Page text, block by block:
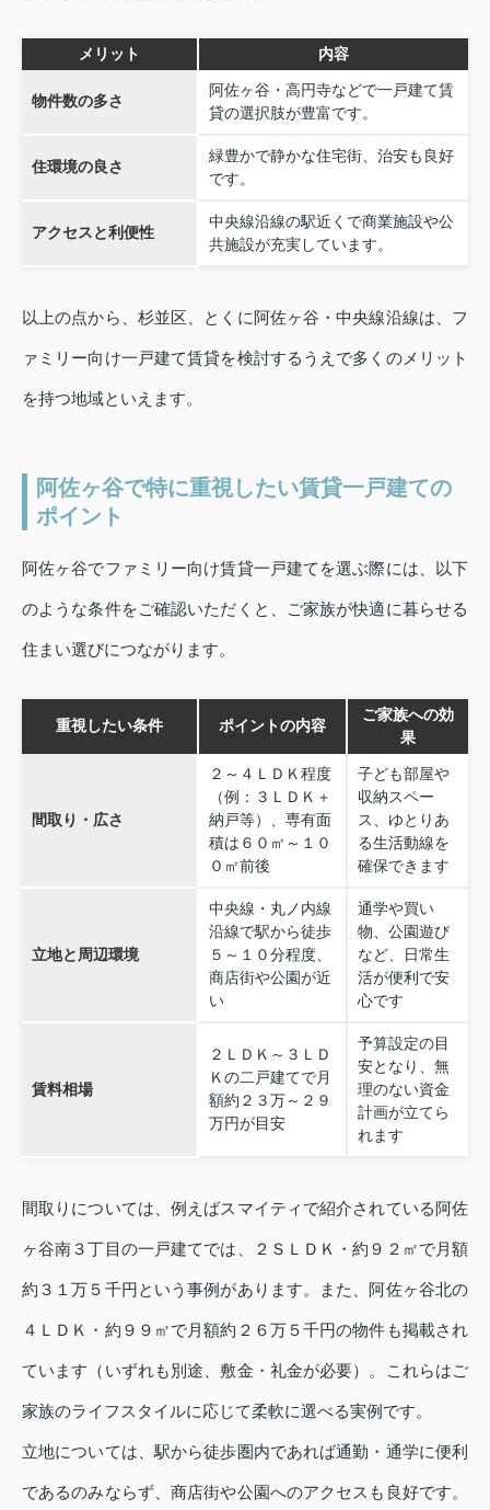
メリット 内容
物件数の多さ
阿佐ヶ谷・高円寺などで一戸建て賃
貸の選択肢が豊富です。
住環境の良さ
緑豊かで静かな住宅街、治安も良好
です。
アクセスと利便性
中央線沿線の駅近くで商業施設や公
共施設が充実しています。
以上の点から、杉並区、とくに阿佐ヶ谷・中央線沿線は、フ
ァミリー向け一戸建て賃貸を検討するうえで多くのメリット
を持つ地域といえます。
阿佐ヶ谷で特に重視したい賃貸一戸建ての
ポイント
阿佐ヶ谷でファミリー向け賃貸一戸建てを選ぶ際には、以下
のような条件をご確認いただくと、ご家族が快適に暮らせる
住まい選びにつながります。
重視したい条件 ポイントの内容
ご家族への効
果
間取り・広さ
２～４ＬＤＫ程度
（例：３ＬＤＫ＋
納戸等）、専有面
積は６０㎡～１０
０㎡前後
子ども部屋や
収納スペー
ス、ゆとりあ
る生活動線を
確保できます
立地と周辺環境
中央線・丸ノ内線
沿線で駅から徒歩
５～１０分程度、
商店街や公園が近
い
通学や買い
物、公園遊び
など、日常生
活が便利で安
心です
賃料相場
２ＬＤＫ～３ＬＤ
Ｋの二戸建てで月
額約２３万～２９
万円が目安
予算設定の目
安となり、無
理のない資金
計画が立てら
れます
間取りについては、例えばスマイティで紹介されている阿佐
ヶ谷南３丁目の一戸建てでは、２ＳＬＤＫ・約９２㎡で月額
約３１万５千円という事例があります。また、阿佐ヶ谷北の
４ＬＤＫ・約９９㎡で月額約２６万５千円の物件も掲載され
ています（いずれも別途、敷金・礼金が必要）。これらはご
家族のライフスタイルに応じて柔軟に選べる実例です。
立地については、駅から徒歩圏内であれば通勤・通学に便利
であるのみならず、商店街や公園へのアクセスも良好です。